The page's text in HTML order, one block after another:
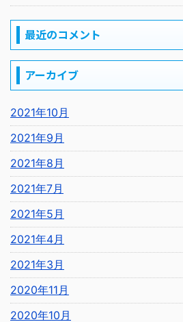
最近のコメント
アーカイブ
2021年10月
2021年9月
2021年8月
2021年7月
2021年5月
2021年4月
2021年3月
2020年11月
2020年10月